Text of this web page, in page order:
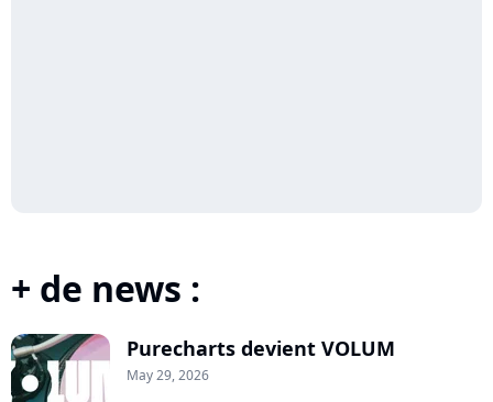
+ de news :
Purecharts devient VOLUM
May 29, 2026